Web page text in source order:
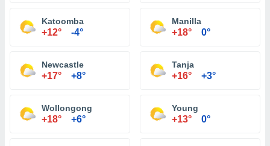
Katoomba
+12° -4°
Manilla
+18° 0°
Newcastle
+17° +8°
Tanja
+16° +3°
Wollongong
+18° +6°
Young
+13° 0°